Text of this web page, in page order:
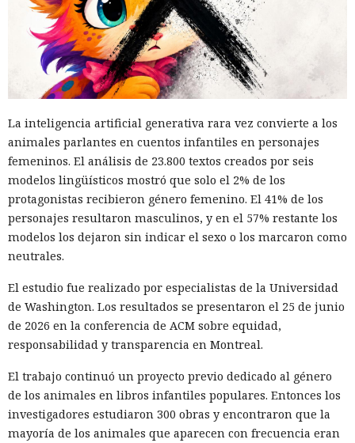
El canadiense Connor Riley Muka ganó dinero durante
muchos meses con datos robados de otras personas, antes
uno de los mayores hackeos de los últimos años — ataque a
la plataforma en la nube Snowflake.
Muka, de 26 años, se declaró culpable de cargos de fraude
informático y telefónico, robo agravado de datos personales
y conspiración en un tribunal federal del estado de
Washington. Su sentencia se dictará el 27 de octubre; la
pena máxima es de hasta 32 años de prisión.
Muka y sus cómplices utilizaron credenciales robadas para
acceder a cuentas de Snowflake y robaron información de al
menos 165 empresas. Entre las afectadas se encuentran
AT&T, Ticketmaster, Advance Auto Parts, Neiman Marcus,
grandes de Estados Unidos.
La magnitud de las filtraciones fue enorme: en el caso de
AT&T se trató de registros de llamadas y mensajes de más
La inteligencia artificial generativa rara vez convierte a los
animales parlantes en cuentos infantiles en personajes
femeninos. El análisis de 23.800 textos creados por seis
modelos lingüísticos mostró que solo el 2% de los
protagonistas recibieron género femenino. El 41% de los
personajes resultaron masculinos, y en el 57% restante los
modelos los dejaron sin indicar el sexo o los marcaron como
neutrales.
El estudio fue realizado por especialistas de la Universidad
de Washington. Los resultados se presentaron el 25 de junio
de 2026 en la conferencia de ACM sobre equidad,
responsabilidad y transparencia en Montreal.
El trabajo continuó un proyecto previo dedicado al género
de los animales en libros infantiles populares. Entonces los
investigadores estudiaron 300 obras y encontraron que la
mayoría de los animales que aparecen con frecuencia eran